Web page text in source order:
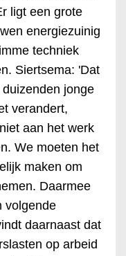
ligt een grote
energiezuinig
techniek
Siertsema: 'Dat
jonge
verandert,
aan het werk
We moeten het
maken om
Daarmee
volgende
daarnaast dat
op arbeid